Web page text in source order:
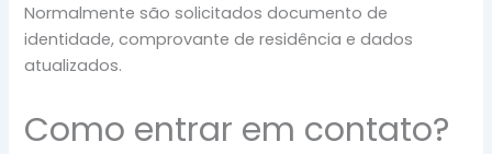
Normalmente são solicitados documento de
identidade, comprovante de residência e dados
atualizados.
Como entrar em contato?